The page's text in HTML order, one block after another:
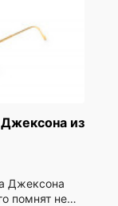
из
Джексона
помнят не…